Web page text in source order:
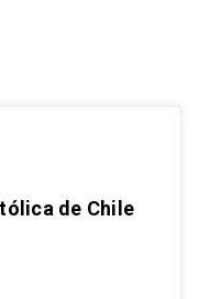
de Chile